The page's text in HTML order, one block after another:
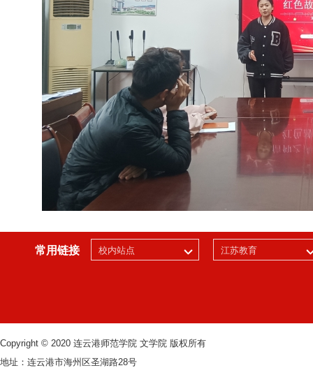
常用链接 校内站点 江苏教育
Copyright © 2020 连云港师范学院 文学院 版权所有
地址：连云港市海州区圣湖路28号